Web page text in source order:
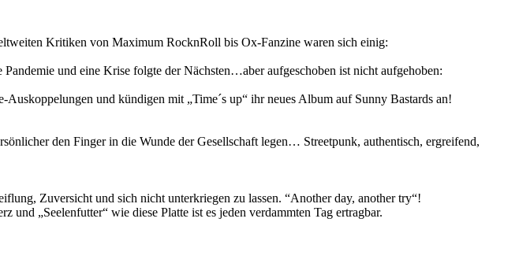
Kritiken von Maximum RocknRoll bis Ox-Fanzine waren sich einig:
und eine Krise folgte der Nächsten…aber aufgeschoben ist nicht aufgehoben:
und kündigen mit „Time´s up“ ihr neues Album auf Sunny Bastards an!
den Finger in die Wunde der Gesellschaft legen… Streetpunk, authentisch, ergreifend,
Zuversicht und sich nicht unterkriegen zu lassen. “Another day, another try“!
„Seelenfutter“ wie diese Platte ist es jeden verdammten Tag ertragbar.